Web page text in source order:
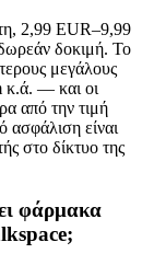
2,99 EUR–9,99
δοκιμή. Το
μεγάλους
— και οι
από την τιμή
είναι
στο δίκτυο της
φάρμακα